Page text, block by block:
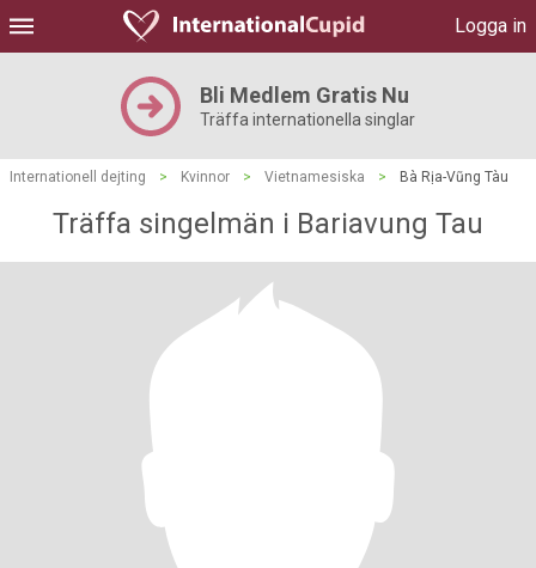
Logga in
Bli Medlem Gratis Nu
Träffa internationella singlar
Internationell dejting > Kvinnor > Vietnamesiska > Bà Rịa-Vũng Tàu
Träffa singelmän i Bariavung Tau